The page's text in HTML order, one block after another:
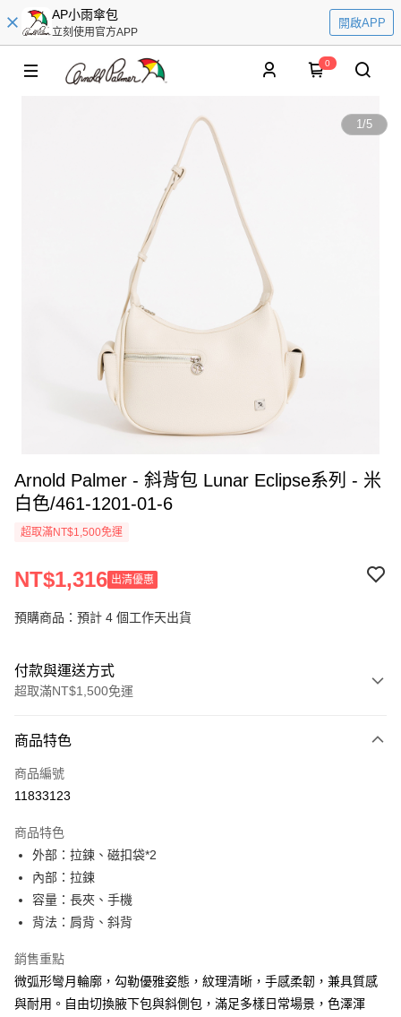
AP小雨傘包
立刻使用官方APP
開啟APP
0
1/5
Arnold Palmer - 斜背包 Lunar Eclipse系列 - 米
白色/461-1201-01-6
超取滿NT$1,500免運
NT$1,316 出清優惠
預購商品：預計 4 個工作天出貨
付款與運送方式
超取滿NT$1,500免運
信用卡一次付款
超商取貨付款
Apple Pay
街口支付
悠遊付
AFTEE先享後付
相關說明
AFTEE先享後付是「在收到商品之後才付款」的支付方式。 讓您購物簡單
ATM付款
商品特色
商品編號
11833123
商品特色
外部：拉鍊、磁扣袋*2
內部：拉鍊
容量：長夾、手機
背法：肩背、斜背
銷售重點
微弧形彎月輪廓，勾勒優雅姿態，紋理清晰，手感柔韌，兼具質感
與耐用。自由切換腋下包與斜側包，滿足多樣日常場景，色澤渾